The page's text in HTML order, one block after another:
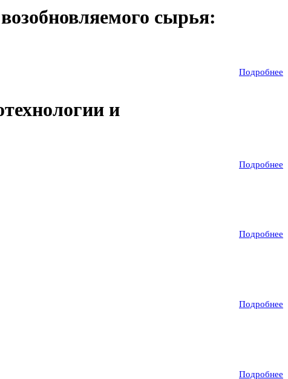
сырья:
Подробнее
и
Подробнее
Подробнее
Подробнее
Подробнее